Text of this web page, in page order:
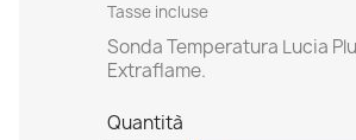
Tasse incluse
Sonda Temperatura Lucia
Extraflame.
Quantità